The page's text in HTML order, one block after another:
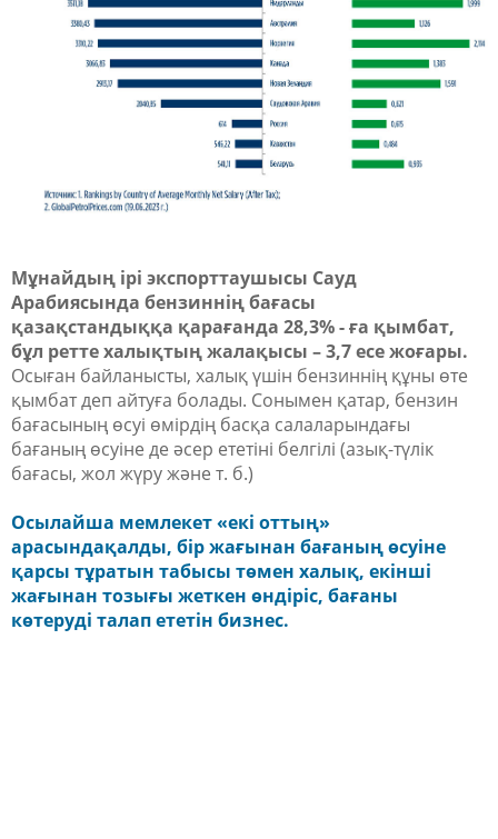
Мұнайдың ірі экспорттаушысы Сауд
Арабиясында бензиннің бағасы
қазақстандыққа қарағанда 28,3% - ға қымбат,
бұл ретте халықтың жалақысы – 3,7 есе жоғары.
Осыған байланысты, халық үшін бензиннің құны өте
қымбат деп айтуға болады. Сонымен қатар, бензин
бағасының өсуі өмірдің басқа салаларындағы
бағаның өсуіне де әсер ететіні белгілі (азық-түлік
бағасы, жол жүру және т. б.)
Осылайша мемлекет «екі оттың»
арасындақалды, бір жағынан бағаның өсуіне
қарсы тұратын табысы төмен халық, екінші
жағынан тозығы жеткен өндіріс, бағаны
көтеруді талап ететін бизнес.